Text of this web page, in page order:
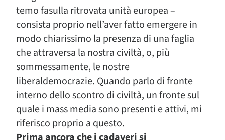
temo fasulla ritrovata unità europea –
consista proprio nell’aver fatto emergere in
modo chiarissimo la presenza di una faglia
che attraversa la nostra civiltà, o, più
sommessamente, le nostre
liberaldemocrazie. Quando parlo di fronte
interno dello scontro di civiltà, un fronte sul
quale i mass media sono presenti e attivi, mi
riferisco proprio a questo.